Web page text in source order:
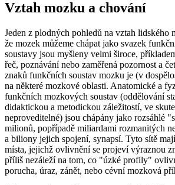
Vztah mozku a chování
Jeden z plodných pohledů na vztah lidského
že mozek můžeme chápat jako svazek
soustavy jsou myšleny velmi široce,
řeč, poznávání nebo zaměřená pozornost a
znaků funkčních soustav mozku je (v
na některé mozkové oblasti. Anatomické a
funkčních mozkových soustav (oddělování
didaktickou a metodickou záležitostí, ve
neproveditelné) jsou chápány jako rozsáhlé
milionů, popřípadě miliardami rozmanitých
a biliony jejich spojení, synapsí. Tyto sítě
místa, jejichž ovlivnění se projeví výraznou
příliš nezáleží na tom, co "úzké profily"
porucha, úraz, zánět, nebo cévní mozková